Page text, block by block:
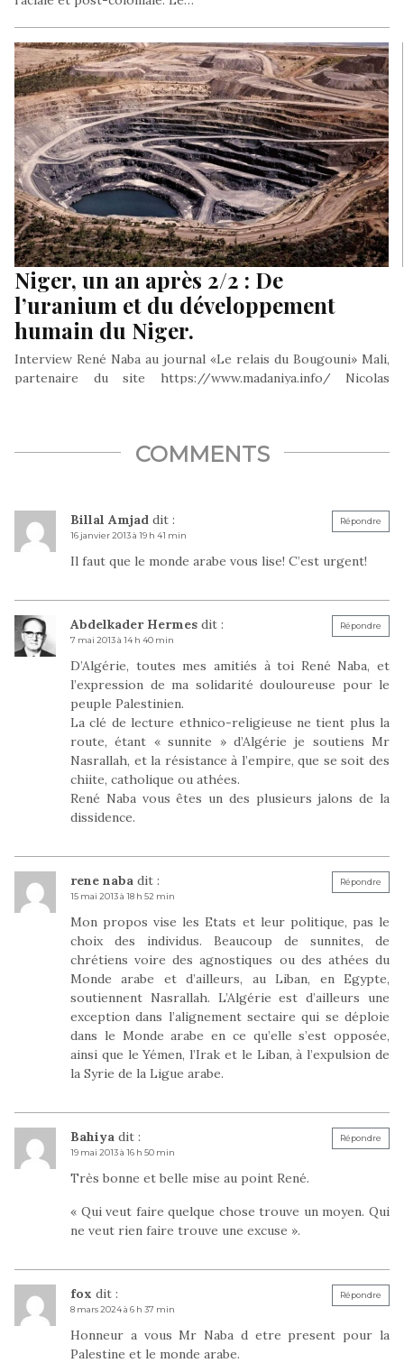
Niger, un an après 2/2 : De
l’uranium et du développement
humain du Niger.
Interview René Naba au journal «Le relais du Bougouni» Mali,
partenaire du site https://www.madaniya.info/ Nicolas
COMMENTS
Billal Amjad dit :
16 janvier 2013 à 19 h 41 min
Il faut que le monde arabe vous lise! C’est urgent!
Répondre
Abdelkader Hermes dit :
7 mai 2013 à 14 h 40 min
D’Algérie, toutes mes amitiés à toi René Naba, et
l’expression de ma solidarité douloureuse pour le
peuple Palestinien.
La clé de lecture ethnico-religieuse ne tient plus la
route, étant « sunnite » d’Algérie je soutiens Mr
Nasrallah, et la résistance à l’empire, que se soit des
chiite, catholique ou athées.
René Naba vous êtes un des plusieurs jalons de la
dissidence.
Répondre
rene naba dit :
15 mai 2013 à 18 h 52 min
Mon propos vise les Etats et leur politique, pas le
choix des individus. Beaucoup de sunnites, de
chrétiens voire des agnostiques ou des athées du
Monde arabe et d’ailleurs, au Liban, en Egypte,
soutiennent Nasrallah. L’Algérie est d’ailleurs une
exception dans l’alignement sectaire qui se déploie
dans le Monde arabe en ce qu’elle s’est opposée,
ainsi que le Yémen, l’Irak et le Liban, à l’expulsion de
la Syrie de la Ligue arabe.
Répondre
Bahiya dit :
19 mai 2013 à 16 h 50 min
Très bonne et belle mise au point René.
« Qui veut faire quelque chose trouve un moyen. Qui
ne veut rien faire trouve une excuse ».
Répondre
fox dit :
8 mars 2024 à 6 h 37 min
Honneur a vous Mr Naba d etre present pour la
Palestine et le monde arabe.
Répondre